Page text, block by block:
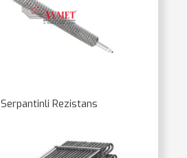
Serpantinli Rezistans